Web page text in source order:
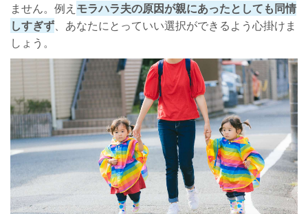
ません。例え モラハラ夫の原因が親にあったとしても同情
しすぎず、あなたにとっていい選択ができるよう心掛けま
しょう。